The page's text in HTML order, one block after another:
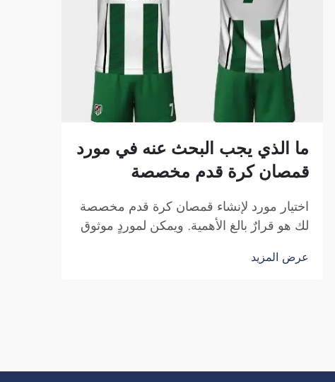
ما الذي يجب البحث عنه في مورد
قمصان كرة قدم مخصصة
اختيار مورد لإنشاء قمصان كرة قدم مخصصة
لك هو قرارٌ بالغ الأهمية. ويمكن لموردٍ موثوق
عند ارتدائها. سواء كانت هذه القمصان لفريقك
عرض المزيد